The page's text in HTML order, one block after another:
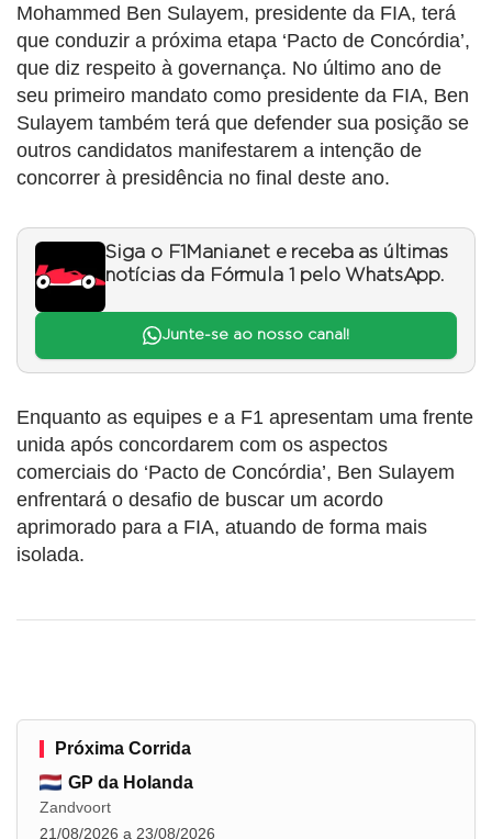
Mohammed Ben Sulayem, presidente da FIA, terá
que conduzir a próxima etapa ‘Pacto de Concórdia’,
que diz respeito à governança. No último ano de
seu primeiro mandato como presidente da FIA, Ben
Sulayem também terá que defender sua posição se
outros candidatos manifestarem a intenção de
concorrer à presidência no final deste ano.
Siga o F1Mania.net e receba as últimas
notícias da Fórmula 1 pelo WhatsApp.
Junte-se ao nosso canal!
Enquanto as equipes e a F1 apresentam uma frente
unida após concordarem com os aspectos
comerciais do ‘Pacto de Concórdia’, Ben Sulayem
enfrentará o desafio de buscar um acordo
aprimorado para a FIA, atuando de forma mais
isolada.
Próxima Corrida
GP da Holanda
Zandvoort
21/08/2026 a 23/08/2026